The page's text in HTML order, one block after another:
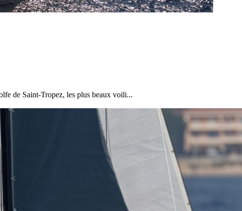
Gitana Team
janvier 2025
de Saint-Tropez, les plus beaux voili...